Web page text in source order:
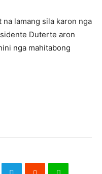
na lamang sila karon nga
Duterte aron
nga mahitabong